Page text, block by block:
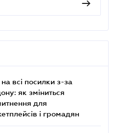
всі посилки з-за
як зміниться
для
і громадян